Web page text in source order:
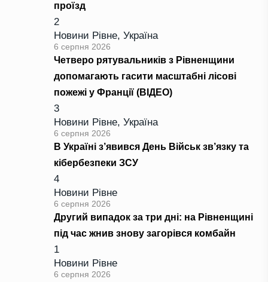
проїзд
2
Новини Рівне, Україна
6 серпня 2026
Четверо рятувальників з Рівненщини
допомагають гасити масштабні лісові
пожежі у Франції (ВІДЕО)
3
Новини Рівне, Україна
6 серпня 2026
В Україні з’явився День Військ зв’язку та
кібербезпеки ЗСУ
4
Новини Рівне
6 серпня 2026
Другий випадок за три дні: на Рівненщині
під час жнив знову загорівся комбайн
1
Новини Рівне
6 серпня 2026